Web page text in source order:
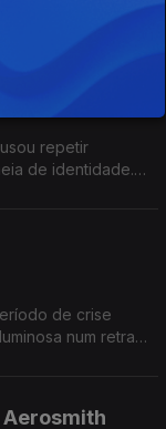
repetir
de identidade.
de crise
num retrato
Aerosmith